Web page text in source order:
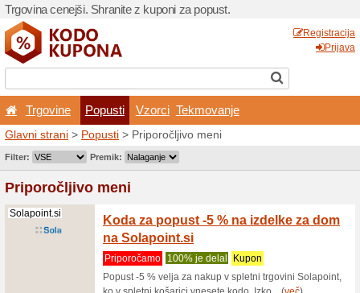
Trgovina cenejši. Shranite
Trgovine Popusti